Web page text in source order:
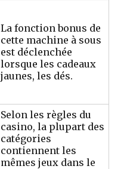
La fonction bonus de
cette machine à sous
est déclenchée
lorsque les cadeaux
jaunes, les dés.
Selon les règles du
casino, la plupart des
catégories
contiennent les
mêmes jeux dans le